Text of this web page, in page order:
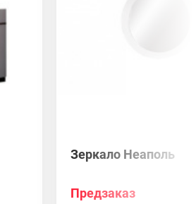
Зеркало Неаполь
Предзаказ